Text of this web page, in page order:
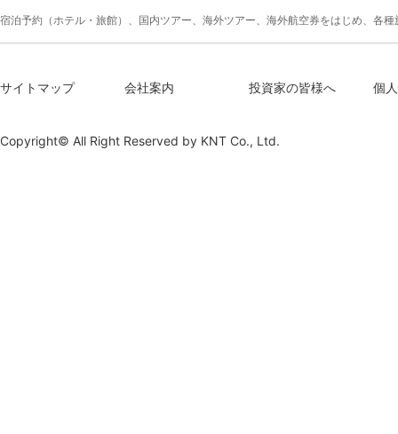
宿泊予約（ホテル・旅館）、国内ツアー、海外ツアー、海外航空券をはじめ、各
サイトマップ 会社案内 投資家の皆様へ 個
Copyright© All Right Reserved by KNT Co., Ltd.